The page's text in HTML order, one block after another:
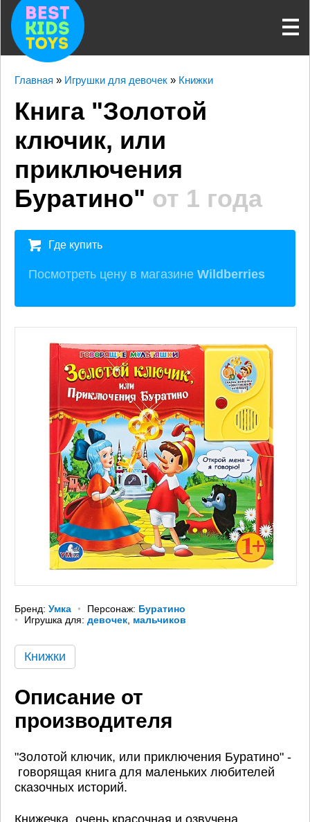
Главная » Игрушки для девочек » Книжки
Книга "Золотой
ключик, или
приключения
Буратино" от 1 года
Где купить
Посмотреть цену в магазине Wildberries
Бренд: Умка Персонаж: Буратино
Игрушка для: девочек, мальчиков
Книжки
Описание от
производителя
"Золотой ключик, или приключения Буратино" -
говорящая книга для маленьких любителей
сказочных историй.